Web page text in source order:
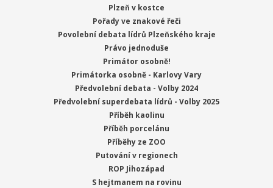
Plzeň v kostce
Pořady ve znakové řeči
Povolební debata lídrů Plzeňského kraje
Právo jednoduše
Primátor osobně!
Primátorka osobně - Karlovy Vary
Předvolební debata - Volby 2024
Předvolební superdebata lídrů - Volby 2025
Příběh kaolinu
Příběh porcelánu
Příběhy ze ZOO
Putování v regionech
ROP Jihozápad
S hejtmanem na rovinu